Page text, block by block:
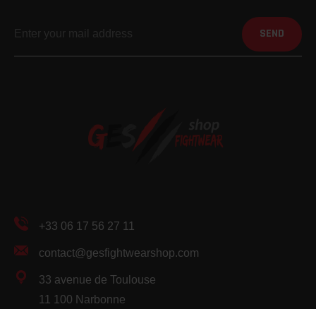
SEND
+33 06 17 56 27 11
contact@gesfightwearshop.com
33 avenue de Toulouse
11 100 Narbonne